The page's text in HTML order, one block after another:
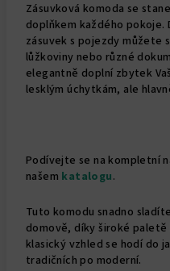
Zásuvková komoda se
doplňkem každého
zásuvek s pojezdy můžete
lůžkoviny nebo různé
elegantně doplní zbytek
lesklým úchytkám, ale
Podívejte se na kompletní
našem katalogu.
Tuto komodu snadno
domově, díky široké
klasický vzhled se hodí do
tradičních po moderní.